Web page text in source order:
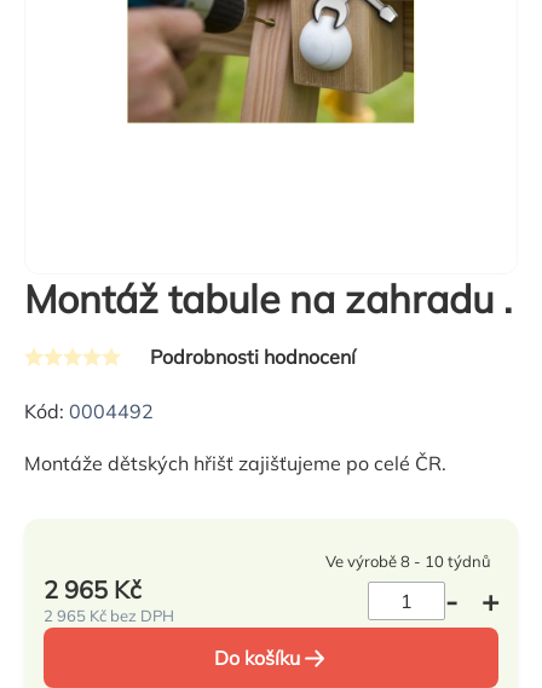
Montáž tabule na zahradu .
Průměrné
hodnocení
je
hvězdiček.
Podrobnosti hodnocení
Kód: 0004492
Montáže dětských hřišť zajišťujeme po celé ČR.
Ve výrobě 8 - 10 týdnů
2 965 Kč
2 965 Kč bez DPH
Měrná
cena:
Do košíku